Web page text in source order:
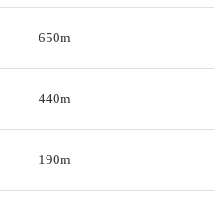
650m
440m
190m